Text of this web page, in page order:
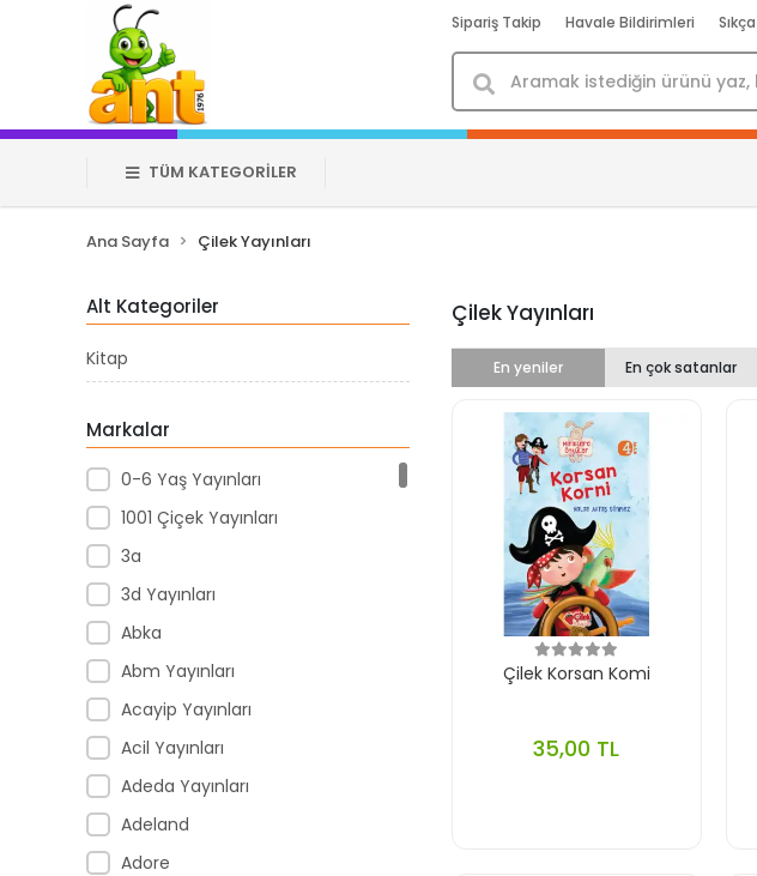
Sipariş Takip Havale Bildirimleri
TÜM KATEGORİLER
Ana Sayfa Çilek Yayınları
Alt Kategoriler
Kitap
Markalar
0-6 Yaş Yayınları
1001 Çiçek Yayınları
3a
3d Yayınları
Abka
Abm Yayınları
Acayip Yayınları
Acil Yayınları
Adeda Yayınları
Adeland
Adore
Çilek Yayınları
En yeniler En çok satanlar
Çilek Korsan Komi
35,00 TL